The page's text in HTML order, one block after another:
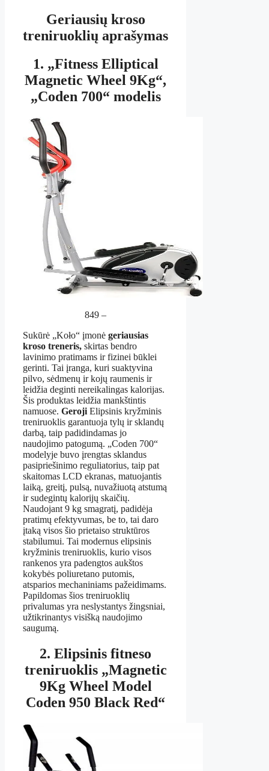
Geriausių kroso
treniruoklių aprašymas
1. „Fitness Elliptical
Magnetic Wheel 9Kg“,
„Coden 700“ modelis
849 –
Sukūrė „Koło“ įmonė geriausias
kroso treneris, skirtas bendro
lavinimo pratimams ir fizinei būklei
gerinti. Tai įranga, kuri suaktyvina
pilvo, sėdmenų ir kojų raumenis ir
leidžia deginti nereikalingas kalorijas.
Šis produktas leidžia mankštintis
namuose. Geroji Elipsinis kryžminis
treniruoklis garantuoja tylų ir sklandų
darbą, taip padidindamas jo
naudojimo patogumą. „Coden 700“
modelyje buvo įrengtas sklandus
pasipriešinimo reguliatorius, taip pat
skaitomas LCD ekranas, matuojantis
laiką, greitį, pulsą, nuvažiuotą atstumą
ir sudegintų kalorijų skaičių.
Naudojant 9 kg smagratį, padidėja
pratimų efektyvumas, be to, tai daro
įtaką visos šio prietaiso struktūros
stabilumui. Tai modernus elipsinis
kryžminis treniruoklis, kurio visos
rankenos yra padengtos aukštos
kokybės poliuretano putomis,
atsparios mechaniniams pažeidimams.
Papildomas šios treniruoklių
privalumas yra neslystantys žingsniai,
užtikrinantys visišką naudojimo
saugumą.
2. Elipsinis fitneso
treniruoklis „Magnetic
9Kg Wheel Model
Coden 950 Black Red“